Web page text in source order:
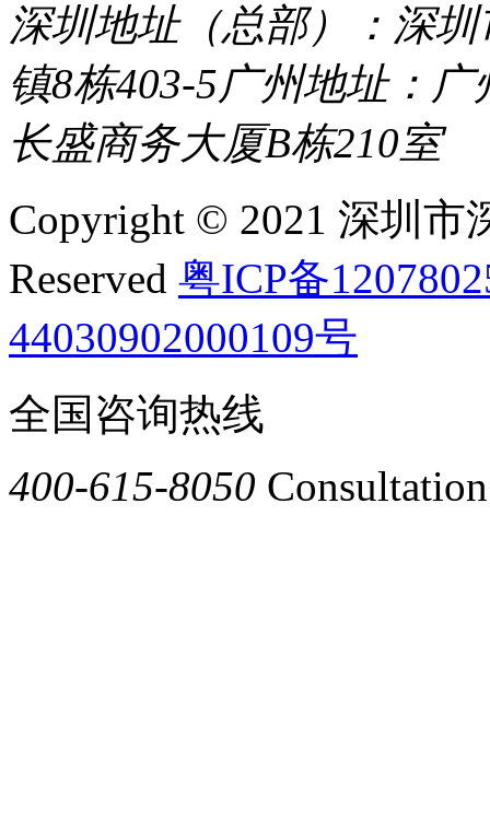
深圳地址（总部）：深
镇8栋403-5广州地址：
长盛商务大厦B栋210室
Copyright © 2021 深圳市
Reserved 粤ICP备
44030902000109号
全国咨询热线
400-615-8050